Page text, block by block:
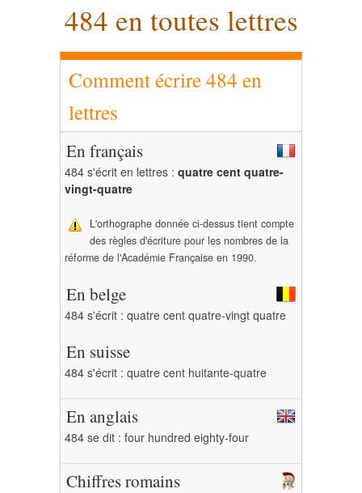
484 en toutes lettres
Comment écrire 484 en
lettres
En français
484 s'écrit en lettres : quatre cent quatre-
vingt-quatre
L'orthographe donnée ci-dessus tient compte
des règles d'écriture pour les nombres de la
réforme de l'Académie Française en 1990.
En belge
484 s'écrit : quatre cent quatre-vingt quatre
En suisse
484 s'écrit : quatre cent huitante-quatre
En anglais
484 se dit : four hundred eighty-four
Chiffres romains